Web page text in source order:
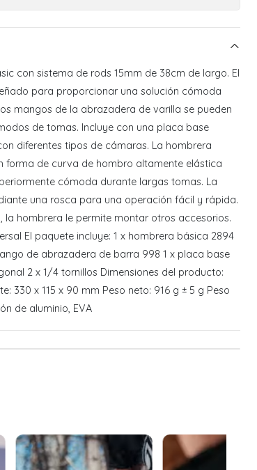
con sistema de rods 15mm de 38cm de largo. El
para proporcionar una solución cómoda
mangos de la abrazadera de varilla se pueden
de tomas. Incluye con una placa base
diferentes tipos de cámaras. La hombrera
forma de curva de hombro altamente elástica
cómoda durante largas tomas. La
una rosca para una operación fácil y rápida.
la hombrera le permite montar otros accesorios.
El paquete incluye: 1 x hombrera básica 2894
de abrazadera de barra 998 1 x placa base
2 x 1/4 tornillos Dimensiones del producto:
330 x 115 x 90 mm Peso neto: 916 g ± 5 g Peso
de aluminio, EVA